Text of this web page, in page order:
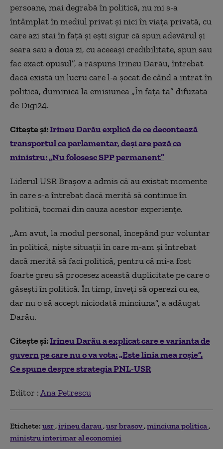
persoane, mai degrabă în politică, nu mi s-a
întâmplat în mediul privat şi nici în viaţa privată, cu
care azi stai în faţă şi eşti sigur că spun adevărul şi
seara sau a doua zi, cu aceeaşi credibilitate, spun sau
fac exact opusul”, a răspuns Irineu Darău, întrebat
dacă există un lucru care l-a șocat de când a intrat în
politică, duminică la emisiunea „În fața ta” difuzată
de Digi24.
Citește și:Irineu Darău explică de ce decontează
transportul ca parlamentar, deși are pază ca
ministru: „Nu folosesc SPP permanent”
Liderul USR Brașov a admis că au existat momente
în care s-a întrebat dacă merită să continue în
politică, tocmai din cauza acestor experiențe.
„Am avut, la modul personal, începând pur voluntar
în politică, nişte situaţii în care m-am şi întrebat
dacă merită să faci politică, pentru că mi-a fost
foarte greu să procesez această duplicitate pe care o
găseşti în politică. În timp, înveţi să operezi cu ea,
dar nu o să accept niciodată minciuna”, a adăugat
Darău.
Citește și:Irineu Darău a explicat care e varianta de
guvern pe care nu o va vota: „Este linia mea roșie”.
Ce spune despre strategia PNL-USR
Editor :Ana Petrescu
Etichete: usr irineu darau usr brasov minciuna politica
ministru interimar al economiei